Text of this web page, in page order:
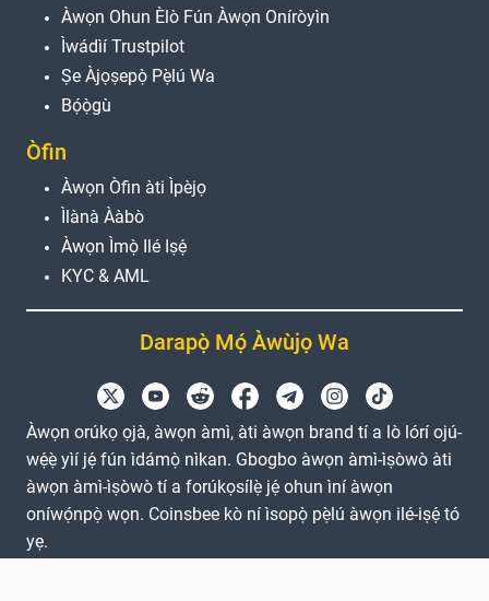
Àwọn Ohun Èlò Fún Àwọn Oníròyìn
Ìwádìí Trustpilot
Ṣe Àjọṣepọ̀ Pẹ̀lú Wa
Bọ́ọ̀gù
Òfin
Àwọn Òfin àti Ìpèjọ
Ìlànà Ààbò
Àwọn Ìmọ̀ Ilé Iṣẹ́
KYC & AML
Darapọ̀ Mọ́ Àwùjọ Wa
Àwọn orúkọ ọjà, àwọn àmì, àti àwọn brand tí a lò lórí ojú-
wẹ́ẹ̀ yìí jẹ́ fún ìdámọ̀ nìkan. Gbogbo àwọn àmì-ìṣòwò àti
àwọn àmì-ìṣòwò tí a forúkọsílẹ̀ jẹ́ ohun ìní àwọn
oníwọ́npọ̀ wọn. Coinsbee kò ní ìsopọ̀ pẹ̀lú àwọn ilé-iṣẹ́ tó
yẹ.